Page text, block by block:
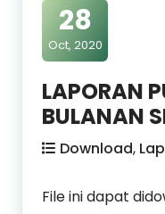
28
Oct, 2020
LAPORAN
BULANAN
Download,
File ini dapat